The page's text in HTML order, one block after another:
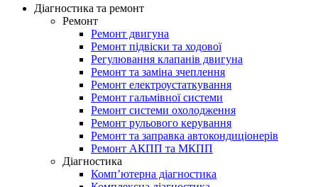
Діагностика та ремонт
Ремонт
Ремонт двигуна
Ремонт підвіски та ходової
Регулювання клапанів двигуна
Ремонт та заміна зчеплення
Ремонт електроустаткування
Ремонт гальмівної системи
Ремонт системи охолодження
Ремонт рульового керування
Ремонт та заправка автокондиціонерів
Ремонт АКПП та МКПП
Діагностика
Комп’ютерна діагностика